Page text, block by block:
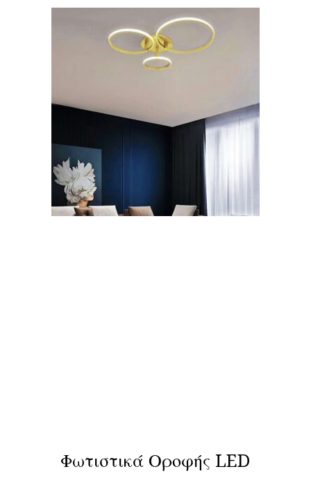
Φωτιστικά Οροφής LED